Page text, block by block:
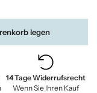
legen
14 Tage Widerrufsrecht
Wenn Sie Ihren Kauf